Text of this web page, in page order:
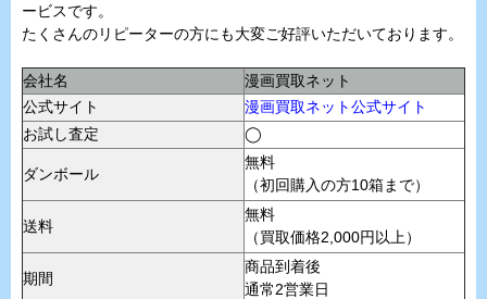
ービスです。
たくさんのリピーターの方にも大変ご好評いただいております。
会社名
漫画買取ネット
公式サイト
漫画買取ネット公式サイト
お試し査定
◯
ダンボール
無料
（初回購入の方10箱まで）
送料
無料
（買取価格2,000円以上）
期間
商品到着後
通常2営業日